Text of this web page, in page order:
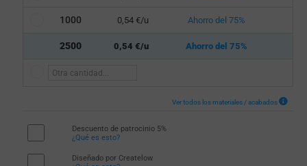
1000 0,54 €/u Ahorro del 75%
2500 0,54 €/u Ahorro del 75%
Ver todos los materiales / acabados
Descuento de patrocinio 5%
¿Qué es esto?
Diseñado por Createlow